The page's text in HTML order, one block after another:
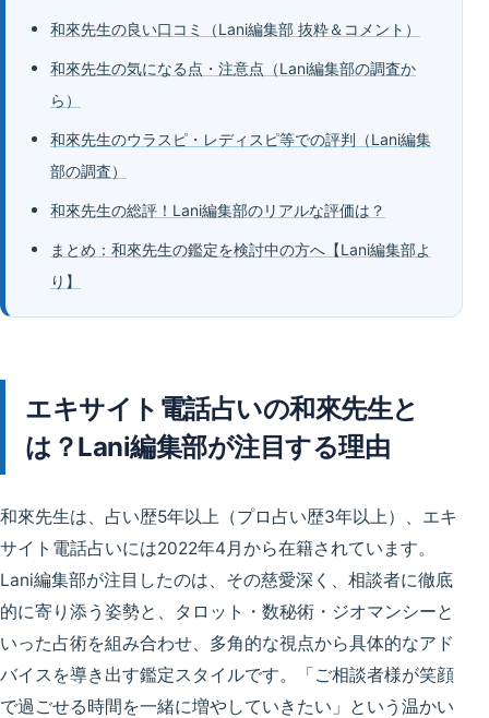
和來先生の良い口コミ（Lani編集部 抜粋＆コメント）
和來先生の気になる点・注意点（Lani編集部の調査か
ら）
和來先生のウラスピ・レディスピ等での評判（Lani編集
部の調査）
和來先生の総評！Lani編集部のリアルな評価は？
まとめ：和來先生の鑑定を検討中の方へ【Lani編集部よ
り】
エキサイト電話占いの和來先生と
は？Lani編集部が注目する理由
和來先生は、占い歴5年以上（プロ占い歴3年以上）、エキ
サイト電話占いには2022年4月から在籍されています。
Lani編集部が注目したのは、その慈愛深く、相談者に徹底
的に寄り添う姿勢と、 タロット・数秘術・ジオマンシーと
いった占術を組み合わせ、 多角的な視点から具体的なアド
バイスを導き出す鑑定スタイルです。「ご相談者様が笑顔
で過ごせる時間を一緒に増やしていきたい」という温かい